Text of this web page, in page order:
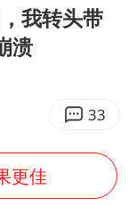
宇树科技王兴兴身家有望超200亿元
降”
箱上涨近百元
法国下周开始禁止未经同意的电话营销
贵州轮胎子公司获美国退税8136万
我转头带
溃
33
更佳